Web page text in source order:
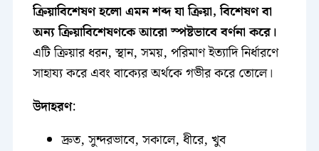
ক্রিয়াবিশেষণ হলো এমন শব্দ যা ক্রিয়া, বিশেষণ বা
অন্য ক্রিয়াবিশেষণকে আরো স্পষ্টভাবে বর্ণনা করে।
এটি ক্রিয়ার ধরন, স্থান, সময়, পরিমাণ ইত্যাদি নির্ধারণে
সাহায্য করে এবং বাক্যের অর্থকে গভীর করে তোলে।
উদাহরণ:
দ্রুত, সুন্দরভাবে, সকালে, ধীরে, খুব